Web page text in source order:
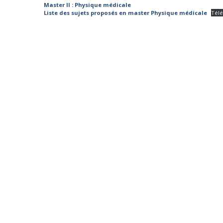
Master II : Physique médicale
Liste des sujets proposés en master Physique médicale